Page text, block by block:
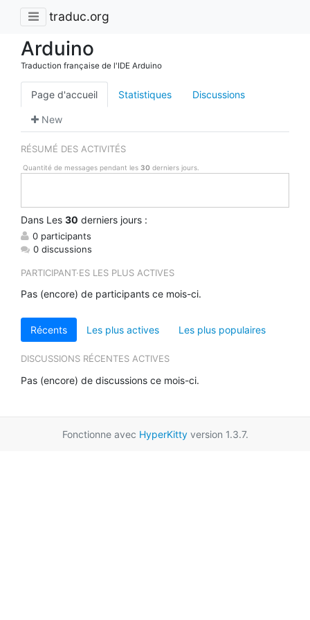
traduc.org
Arduino
Traduction française de l'IDE Arduino
Page d'accueil Statistiques Discussions
New
RÉSUMÉ DES ACTIVITÉS
Quantité de messages pendant les 30derniers jours.
Dans Les 30 derniers jours :
0 participants
0 discussions
PARTICIPANT·ES LES PLUS ACTIVES
Pas (encore) de participants ce mois-ci.
Récents Les plus actives Les plus populaires
DISCUSSIONS RÉCENTES ACTIVES
Pas (encore) de discussions ce mois-ci.
Fonctionne avec HyperKittyversion 1.3.7.